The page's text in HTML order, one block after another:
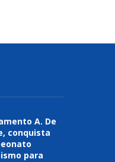
A. De
conquista
para